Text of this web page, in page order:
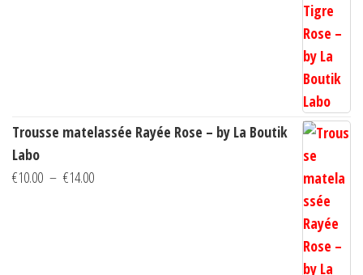
produit
Trousse matelassée Rayée Rose – by La Boutik
Labo
€10.00 – €14.00Plage